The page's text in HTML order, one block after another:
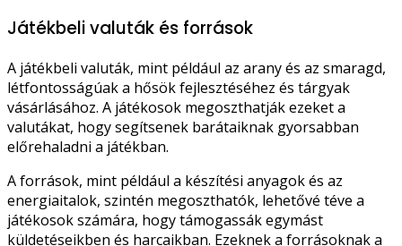
Játékbeli valuták és források
A játékbeli valuták, mint például az arany és az smaragd,
létfontosságúak a hősök fejlesztéséhez és tárgyak
vásárlásához. A játékosok megoszthatják ezeket a
valutákat, hogy segítsenek barátaiknak gyorsabban
előrehaladni a játékban.
A források, mint például a készítési anyagok és az
energiaitalok, szintén megoszthatók, lehetővé téve a
játékosok számára, hogy támogassák egymást
küldetéseikben és harcaikban. Ezeknek a forrásoknak a